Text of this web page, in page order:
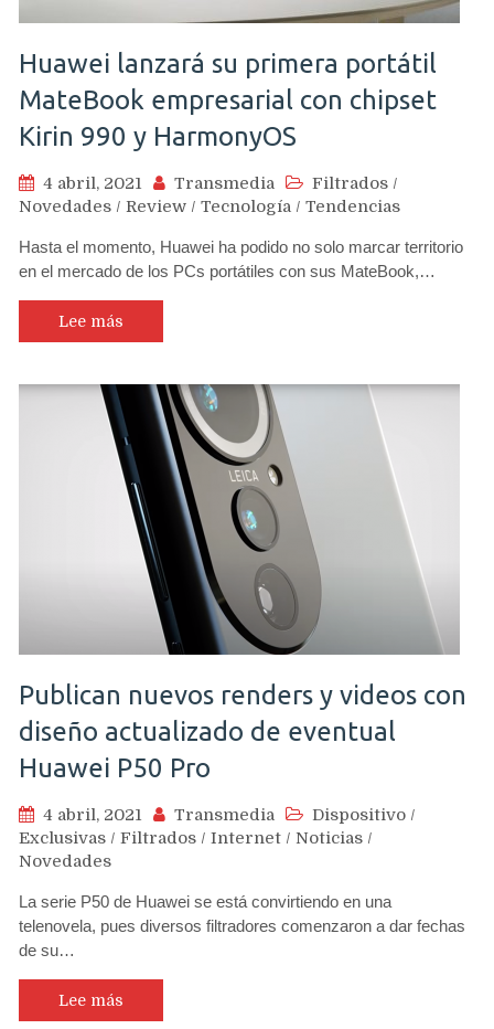
Huawei lanzará su primera portátil
MateBook empresarial con chipset
Kirin 990 y HarmonyOS
4 abril, 2021 Transmedia Filtrados /
Novedades / Review / Tecnología / Tendencias
Hasta el momento, Huawei ha podido no solo marcar territorio
en el mercado de los PCs portátiles con sus MateBook,…
Lee más
Publican nuevos renders y videos con
diseño actualizado de eventual
Huawei P50 Pro
4 abril, 2021 Transmedia Dispositivo /
Exclusivas / Filtrados / Internet / Noticias /
Novedades
La serie P50 de Huawei se está convirtiendo en una
telenovela, pues diversos filtradores comenzaron a dar fechas
de su…
Lee más